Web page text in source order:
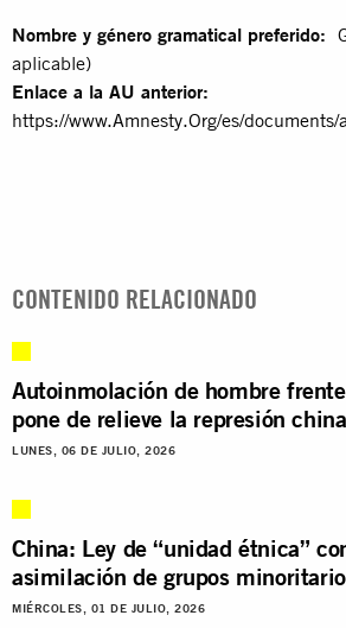
Nombre y género gramatical preferido:
aplicable)
Enlace a la AU anterior:
https://www.Amnesty.Org/es/
CONTENIDO RELACIONADO
Autoinmolación de hombre
pone de relieve la represión china
LUNES, 06 DE JULIO, 2026
China: Ley de “unidad étnica”
asimilación de grupos
MIÉRCOLES, 01 DE JULIO, 2026